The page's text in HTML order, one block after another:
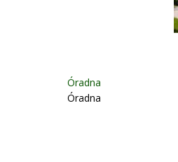
Óradna
Óradna